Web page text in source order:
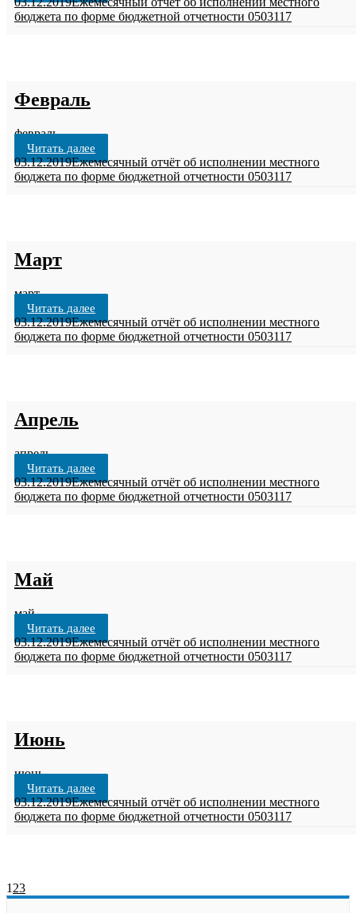
бюджета по форме бюджетной отчетности 0503117
Февраль
февраль
Читать далее
03.12.2019Ежемесячный отчёт об исполнении местного
бюджета по форме бюджетной отчетности 0503117
Март
март
Читать далее
03.12.2019Ежемесячный отчёт об исполнении местного
бюджета по форме бюджетной отчетности 0503117
Апрель
апрель
Читать далее
03.12.2019Ежемесячный отчёт об исполнении местного
бюджета по форме бюджетной отчетности 0503117
Май
май
Читать далее
03.12.2019Ежемесячный отчёт об исполнении местного
бюджета по форме бюджетной отчетности 0503117
Июнь
июнь
Читать далее
03.12.2019Ежемесячный отчёт об исполнении местного
бюджета по форме бюджетной отчетности 0503117
1 23